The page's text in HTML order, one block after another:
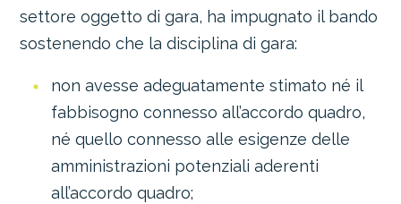
settore oggetto di gara, ha impugnato il bando
sostenendo che la disciplina di gara:
non avesse adeguatamente stimato né il
fabbisogno connesso all’accordo quadro,
né quello connesso alle esigenze delle
amministrazioni potenziali aderenti
all’accordo quadro;